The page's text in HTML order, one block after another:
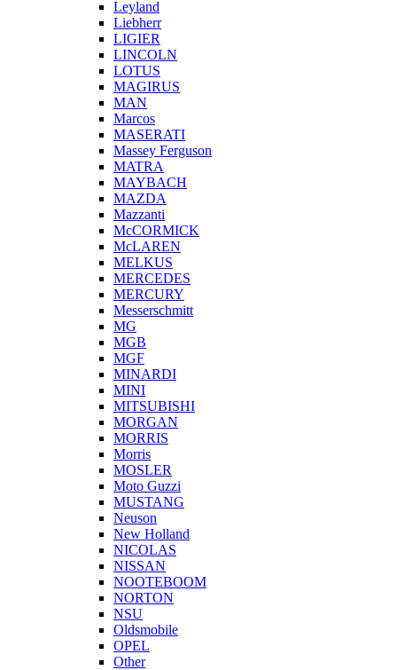
Leyland
Liebherr
LIGIER
LINCOLN
LOTUS
MAGIRUS
MAN
Marcos
MASERATI
Massey Ferguson
MATRA
MAYBACH
MAZDA
Mazzanti
McCORMICK
McLAREN
MELKUS
MERCEDES
MERCURY
Messerschmitt
MG
MGB
MGF
MINARDI
MINI
MITSUBISHI
MORGAN
MORRIS
Morris
MOSLER
Moto Guzzi
MUSTANG
Neuson
New Holland
NICOLAS
NISSAN
NOOTEBOOM
NORTON
NSU
Oldsmobile
OPEL
Other